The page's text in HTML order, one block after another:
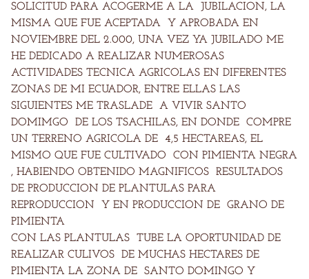
SOLICITUD PARA ACOGERME A LA JUBILACION, LA
MISMA QUE FUE ACEPTADA Y APROBADA EN
NOVIEMBRE DEL 2.000, UNA VEZ YA JUBILADO ME
HE DEDICAD0 A REALIZAR NUMEROSAS
ACTIVIDADES TECNICA AGRICOLAS EN DIFERENTES
ZONAS DE MI ECUADOR, ENTRE ELLAS LAS
SIGUIENTES ME TRASLADE A VIVIR SANTO
DOMIMGO DE LOS TSACHILAS, EN DONDE COMPRE
UN TERRENO AGRICOLA DE 4,5 HECTAREAS, EL
MISMO QUE FUE CULTIVADO CON PIMIENTA NEGRA
, HABIENDO OBTENIDO MAGNIFICOS RESULTADOS
DE PRODUCCION DE PLANTULAS PARA
REPRODUCCION Y EN PRODUCCION DE GRANO DE
PIMIENTA
CON LAS PLANTULAS TUBE LA OPORTUNIDAD DE
REALIZAR CULIVOS DE MUCHAS HECTARES DE
PIMIENTA LA ZONA DE SANTO DOMINGO Y